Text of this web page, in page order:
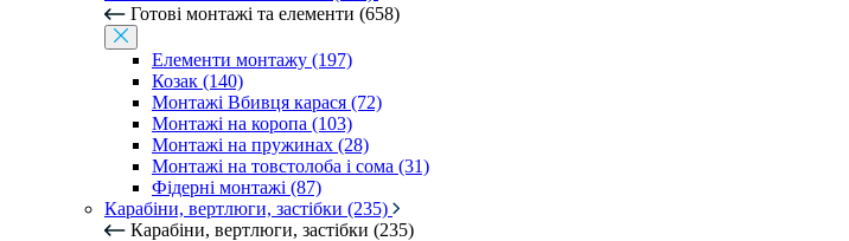
Готові монтажі та елементи (658)
Елементи монтажу (197)
Козак (140)
Монтажі Вбивця карася (72)
Монтажі на коропа (103)
Монтажі на пружинах (28)
Монтажі на товстолоба і сома (31)
Фідерні монтажі (87)
Карабіни, вертлюги, застібки (235)
Карабіни, вертлюги, застібки (235)